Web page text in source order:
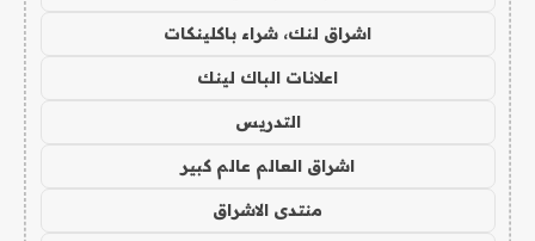
اشراق لنك، شراء باكلينكات
اعلانات الباك لينك
التدريس
اشراق العالم عالم كبير
منتدى الاشراق